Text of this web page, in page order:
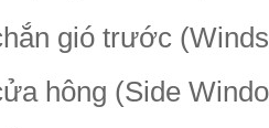
gió trước
hông (Side